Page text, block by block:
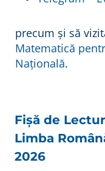
precum și să
Matematică
Națională.
Fișă de
Limba
2026